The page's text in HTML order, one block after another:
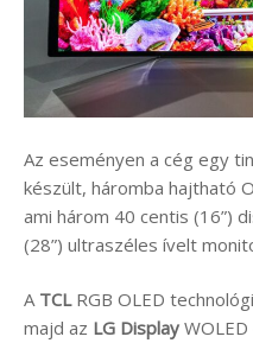
Az eseményen a cég egy
készült, háromba hajtható
ami három 40 centis (16”)
(28”) ultraszéles ívelt
A TCLRGB OLED
majd az LG Display WOLED